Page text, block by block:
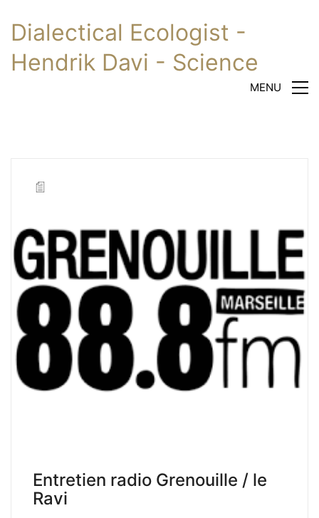
Dialectical Ecologist -
Hendrik Davi - Science
MENU
Entretien radio Grenouille / le
Ravi